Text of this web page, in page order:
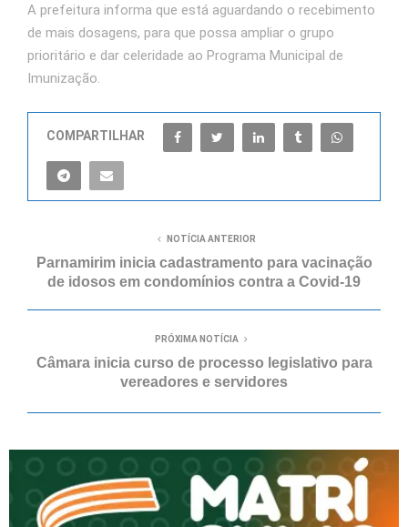
A prefeitura informa que está aguardando o recebimento
de mais dosagens, para que possa ampliar o grupo
prioritário e dar celeridade ao Programa Municipal de
Imunização.
COMPARTILHAR
NOTÍCIA ANTERIOR
Parnamirim inicia cadastramento para vacinação
de idosos em condomínios contra a Covid-19
PRÓXIMA NOTÍCIA
Câmara inicia curso de processo legislativo para
vereadores e servidores